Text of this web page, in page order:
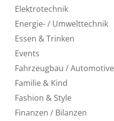
Elektrotechnik
Energie- / Umwelttechnik
Essen & Trinken
Events
Fahrzeugbau / Automotive
Familie & Kind
Fashion & Style
Finanzen / Bilanzen